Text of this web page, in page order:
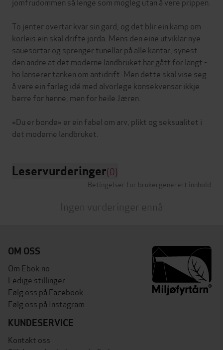
To jenter overtar kvar sin gard, og det blir ein kamp om
korleis ein skal drifte jorda. Mens den eine utviklar nye
sauesortar og sprenger tunellar på alle kantar, synest
den andre at det moderne landbruket har gått for langt -
ho lanserer tanken om antidrift. Men dette skal vise seg
å vere ein farleg idé med alvorlege konsekvensar ikkje
berre for henne, men for heile Jæren.
«Du er bonde» er ein fabel om arv, plikt og seksualitet i
Leservurderinger(0)
Betingelser for brukergenerert innhold
Ingen vurderinger ennå
OM OSS
Om Ebok.no
Ledige stillinger
Følg oss på Facebook
Følg oss på Instagram
KUNDESERVICE
Kontakt oss